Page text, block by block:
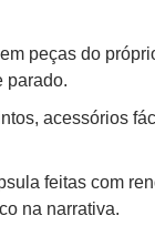
peças do
parado.
acessórios
feitas com
na narrativa.